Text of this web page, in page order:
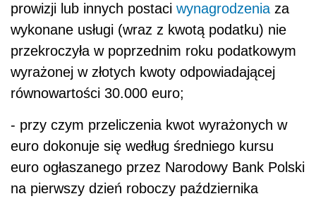
prowizji lub innych postaci wynagrodzenia za
wykonane usługi (wraz z kwotą podatku) nie
przekroczyła w poprzednim roku podatkowym
wyrażonej w złotych kwoty odpowiadającej
równowartości 30.000 euro;
- przy czym przeliczenia kwot wyrażonych w
euro dokonuje się według średniego kursu
euro ogłaszanego przez Narodowy Bank Polski
na pierwszy dzień roboczy października